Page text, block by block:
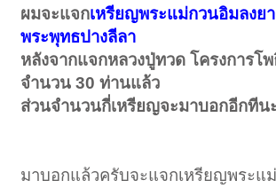
ผมจะแจกเหรียญพระแม่กวนอิมลงย
พระพุทธปางลีลา
หลังจากแจกหลวงปู่ทวด โครงการโ
จำนวน 30 ท่านแล้ว
ส่วนจำนวนกี่เหรียญจะมาบอกอีกทีน
มาบอกแล้วครับจะแจกเหรียญพระแ